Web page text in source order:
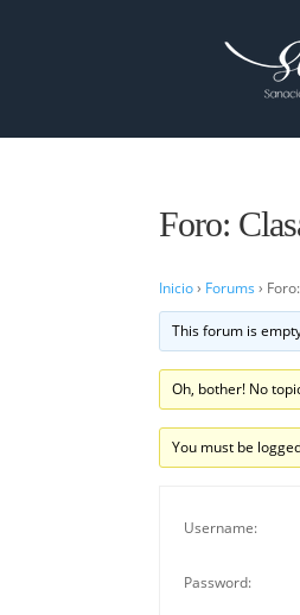
Foro:
Inicio › Forums ›
This forum is
Oh, bother! No
You must be
Username:
Password: